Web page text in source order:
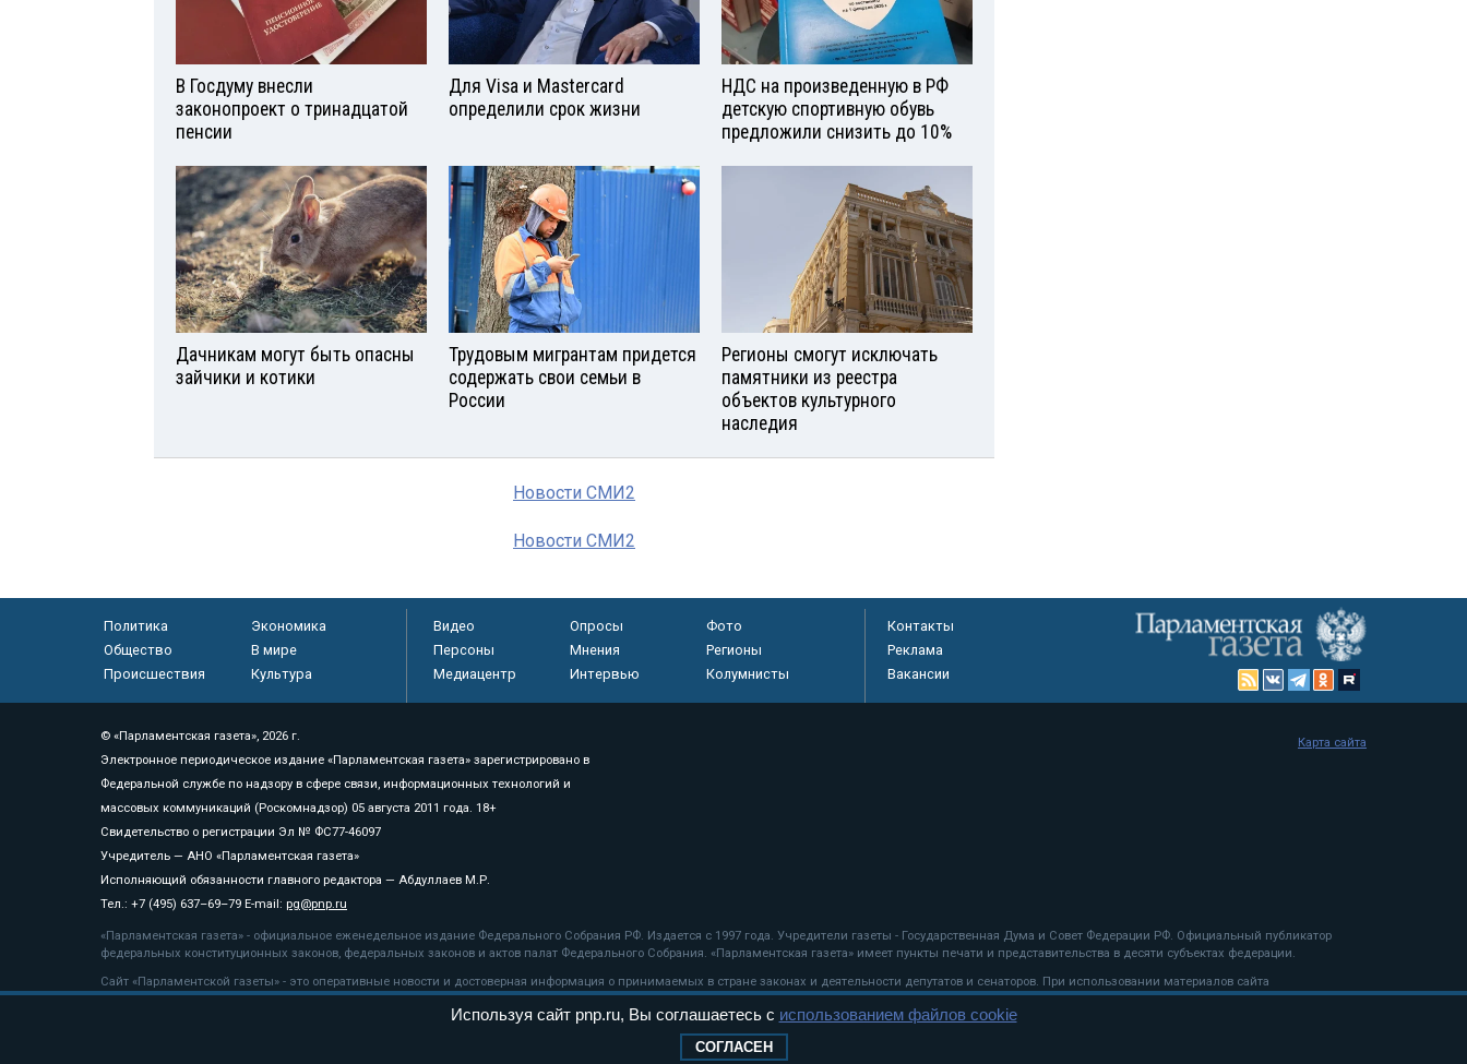
В Госдуму внесли
законопроект о тринадцатой
пенсии
Для Visа и Mastercard
определили срок жизни
НДС на произведенную в РФ
детскую спортивную обувь
предложили снизить до 10%
Дачникам могут быть опасны
зайчики и котики
Трудовым мигрантам придется
содержать свои семьи в
России
Регионы смогут исключать
памятники из реестра
объектов культурного
наследия
Новости СМИ2
Новости СМИ2
Политика
Экономика
Общество
В мире
Происшествия
Культура
Видео Опросы
Фото
Персоны
Мнения
Регионы
Медиацентр
Интервью Колумнисты
Контакты
Реклама
Вакансии
© «Парламентская газета», 2026 г.
Электронное периодическое издание «Парламентская газета» зарегистрировано в
Федеральной службе по надзору в сфере связи, информационных технологий и
массовых коммуникаций (Роскомнадзор) 05 августа 2011 года. 18+
Свидетельство о регистрации Эл № ФС77-46097
Учредитель — АНО «Парламентская газета»
Исполняющий обязанности главного редактора — Абдуллаев М.Р.
Тел.: +7 (495) 637–69–79 E-mail: pg@pnp.ru
«Парламентская газета» - официальное еженедельное издание Федерального Собрания РФ. Издается с 1997 года. Учредители газеты - Государственная Дума и Совет Федерации РФ. Официальный публикатор
федеральных конституционных законов, федеральных законов и актов палат Федерального Собрания. «Парламентская газета» имеет пункты печати и представительства в десяти субъектах федерации.
Сайт «Парламентской газеты» - это оперативные новости и достоверная информация о принимаемых в стране законах и деятельности депутатов и сенаторов. При использовании материалов сайта
«Парламентской газеты» активная ссылка на pnp.ru обязательна.
рекомендательные технологии
Карта сайта
Используя сайт pnp.ru, Вы соглашаетесь с использованием файлов cookie
СОГЛАСЕН